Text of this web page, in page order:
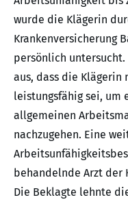
wurde die Klägerin
Krankenversicherung
persönlich untersucht.
aus, dass die
leistungsfähig sei, um
allgemeinen
nachzugehen. Eine
behandelnde Arzt der
Die Beklagte lehnte